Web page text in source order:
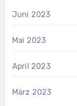
Juni 2023
Mai 2023
April 2023
März 2023